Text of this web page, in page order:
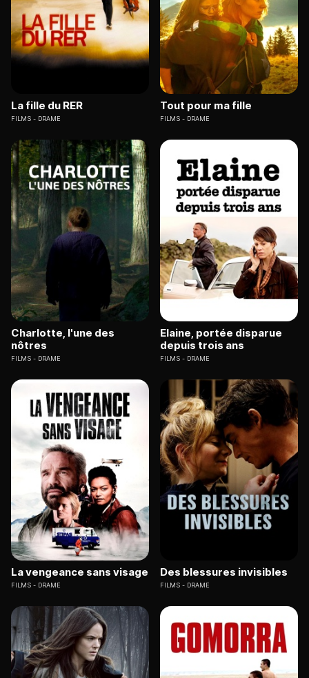
La fille du RER
FILMS DRAME
Tout pour ma fille
FILMS DRAME
Charlotte, l'une des
nôtres
FILMS DRAME
Elaine, portée disparue
depuis trois ans
FILMS DRAME
La vengeance sans visage
FILMS DRAME
Des blessures invisibles
FILMS DRAME